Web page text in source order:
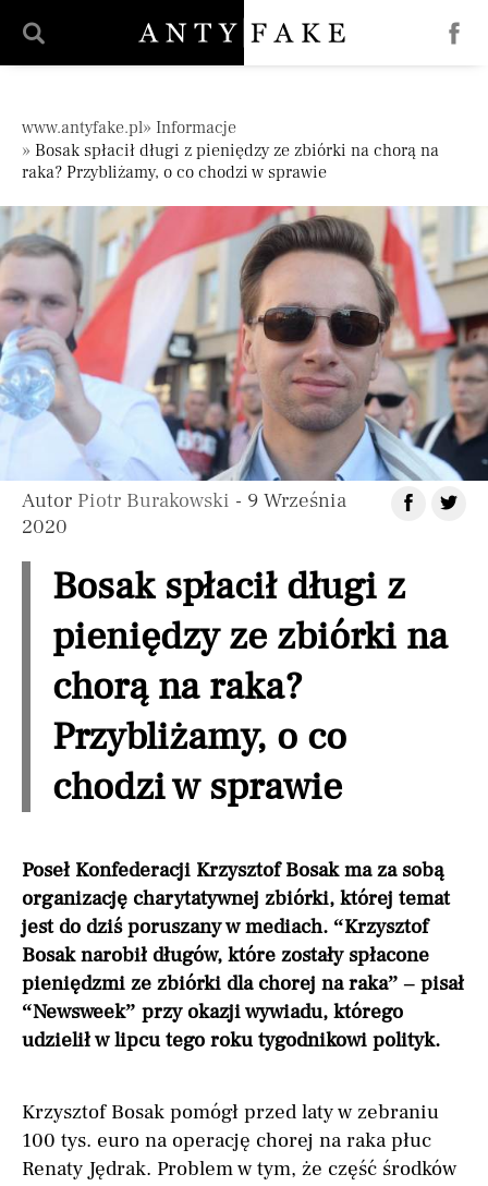
Pomiń nawigację
www.antyfake.pl
Informacje
Bosak spłacił długi z pieniędzy ze zbiórki na chorą na
raka? Przybliżamy, o co chodzi w sprawie
Autor Piotr Burakowski - 9 Września
2020
Bosak spłacił długi z
pieniędzy ze zbiórki na
chorą na raka?
Przybliżamy, o co
chodzi w sprawie
Poseł Konfederacji Krzysztof Bosak ma za sobą
organizację charytatywnej zbiórki, której temat
jest do dziś poruszany w mediach. “Krzysztof
Bosak narobił długów, które zostały spłacone
pieniędzmi ze zbiórki dla chorej na raka” – pisał
“Newsweek” przy okazji wywiadu, którego
udzielił w lipcu tego roku tygodnikowi polityk.
Krzysztof Bosak pomógł przed laty w zebraniu
100 tys. euro na operację chorej na raka płuc
Renaty Jędrak. Problem w tym, że część środków